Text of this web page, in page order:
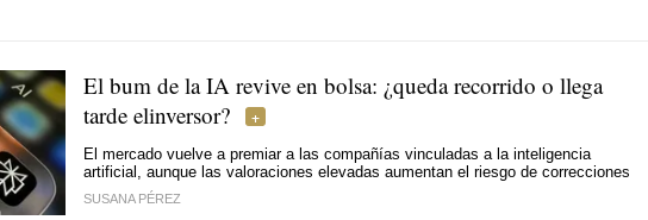
El bum de la IA revive en bolsa: ¿queda recorrido o llega
tarde elinversor?
El mercado vuelve a premiar a las compañías vinculadas a la inteligencia
artificial, aunque las valoraciones elevadas aumentan el riesgo de correcciones
SUSANA PÉREZ